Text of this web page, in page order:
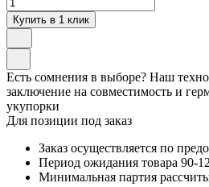
Купить в 1 клик
Есть сомнения в выборе? Наш
заключение на совместимость и
укупорки
Для позиции под заказ
Заказ осуществляется по
Период ожидания товара 90-
Минимальная партия